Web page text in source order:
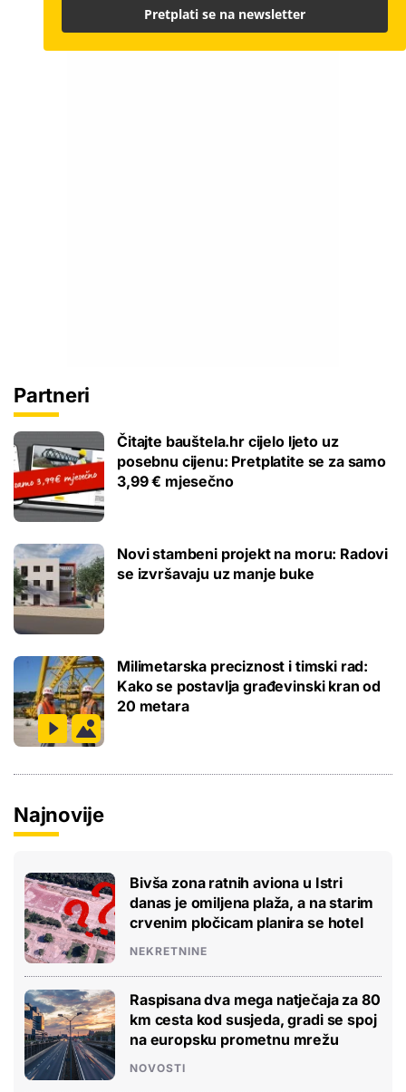
Partneri
Čitajte bauštela.hr cijelo ljeto uz
posebnu cijenu: Pretplatite se za samo
3,99 € mjesečno
Novi stambeni projekt na moru: Radovi
se izvršavaju uz manje buke
Milimetarska preciznost i timski rad:
Kako se postavlja građevinski kran od
20 metara
Najnovije
Bivša zona ratnih aviona u Istri
danas je omiljena plaža, a na starim
crvenim pločicam planira se hotel
NEKRETNINE
Raspisana dva mega natječaja za 80
km cesta kod susjeda, gradi se spoj
na europsku prometnu mrežu
NOVOSTI
Pretplati se na newsletter